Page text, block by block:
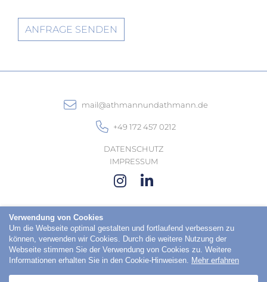
ANFRAGE SENDEN
mail@athmannundathmann.de
+49 172 457 0212
DATENSCHUTZ
IMPRESSUM
Verwendung von Cookies
Um die Webseite optimal gestalten und fortlaufend verbessern zu
können, verwenden wir Cookies. Durch die weitere Nutzung der
Webseite stimmen Sie der Verwendung von Cookies zu. Weitere
Informationen erhalten Sie in den Cookie-Hinweisen.
Mehr erfahren